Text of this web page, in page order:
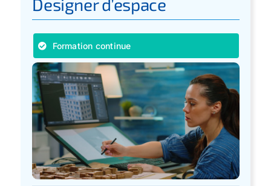
Designer d’espace
Formation continue